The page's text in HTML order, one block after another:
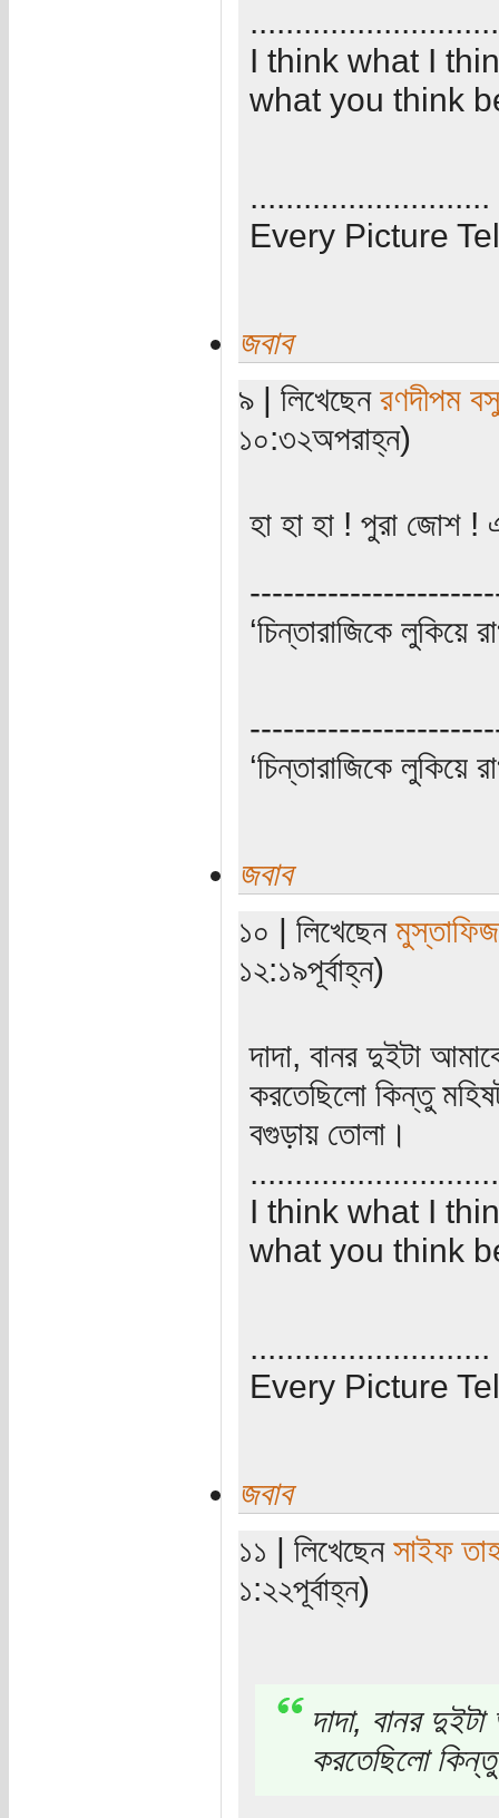
I think what I
what you think
...........................
Every Picture
জবাব
৯ | লিখেছেন রণদীপম বসু
১০:৩২অপরাহ্ন)
হা হা হা ! পুরা জোশ !
‘চিন্তারাজিকে লুকিয়ে
‘চিন্তারাজিকে লুকিয়ে
জবাব
১০ | লিখেছেন মুস্তাফিজ
১২:১৯পূর্বাহ্ন)
দাদা, বানর দুইটা
করতেছিলো কিন্তু
বগুড়ায় তোলা।
I think what I
what you think
...........................
Every Picture
জবাব
১১ | লিখেছেন সাইফ
১:২২পূর্বাহ্ন)
দাদা, বানর
করতেছিলো